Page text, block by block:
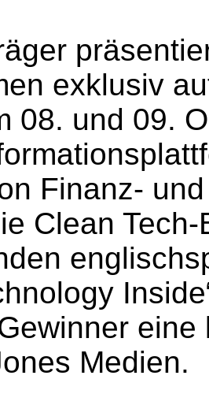
exklusiv
08. und 09.
Finanz-
Clean
Medien.